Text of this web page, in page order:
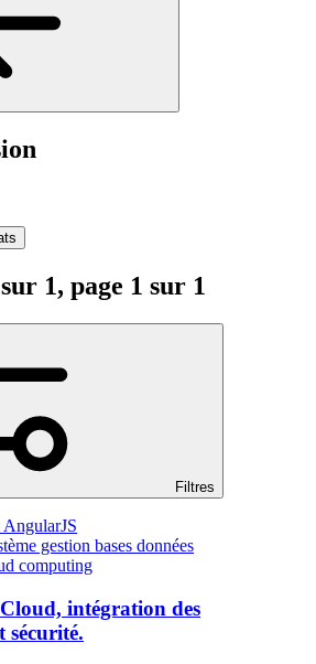
1, page 1 sur 1
Filtres
gestion bases données
computing
intégration des
sécurité.